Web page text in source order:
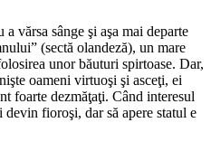
vărsa sânge şi aşa mai departe
(sectă olandeză), un mare
unor băuturi spirtoase. Dar,
oameni virtuoşi şi asceţi, ei
foarte dezmăţaţi. Când interesul
fioroşi, dar să apere statul e